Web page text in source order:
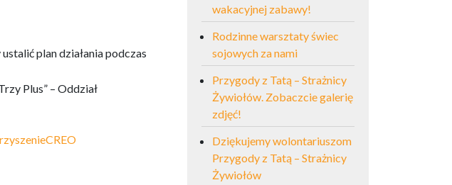
plan działania podczas
Plus” – Oddział
wakacyjnej zabawy!
Rodzinne warsztaty świec
sojowych za nami
Przygody z Tatą – Strażnicy
Żywiołów. Zobaczcie galerię
zdjęć!
Dziękujemy wolontariuszom
Przygody z Tatą – Strażnicy
Żywiołów